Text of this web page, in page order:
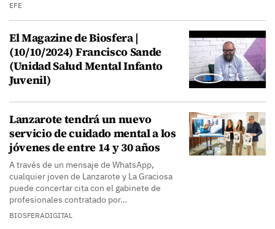
EFE
El Magazine de Biosfera |
(10/10/2024) Francisco Sande
(Unidad Salud Mental Infanto
Juvenil)
Lanzarote tendrá un nuevo
servicio de cuidado mental a los
jóvenes de entre 14 y 30 años
A través de un mensaje de WhatsApp,
cualquier joven de Lanzarote y La Graciosa
puede concertar cita con el gabinete de
profesionales contratado por…
BIOSFERADIGITAL